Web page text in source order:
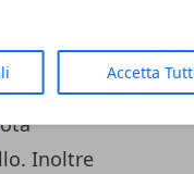
Accetta
1985 e si
tutto
grazie
Inoltre